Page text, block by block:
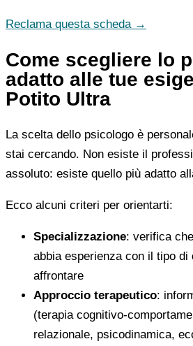
Reclama questa scheda →
Come scegliere lo
adatto alle tue
Potito Ultra
La scelta dello psicologo è
stai cercando. Non esiste il
assoluto: esiste quello più adatto
Ecco alcuni criteri per orientarti:
Specializzazione: verifica
abbia esperienza con il tipo di
affrontare
Approccio terapeutico:
(terapia cognitivo-
relazionale, psicodinamica,